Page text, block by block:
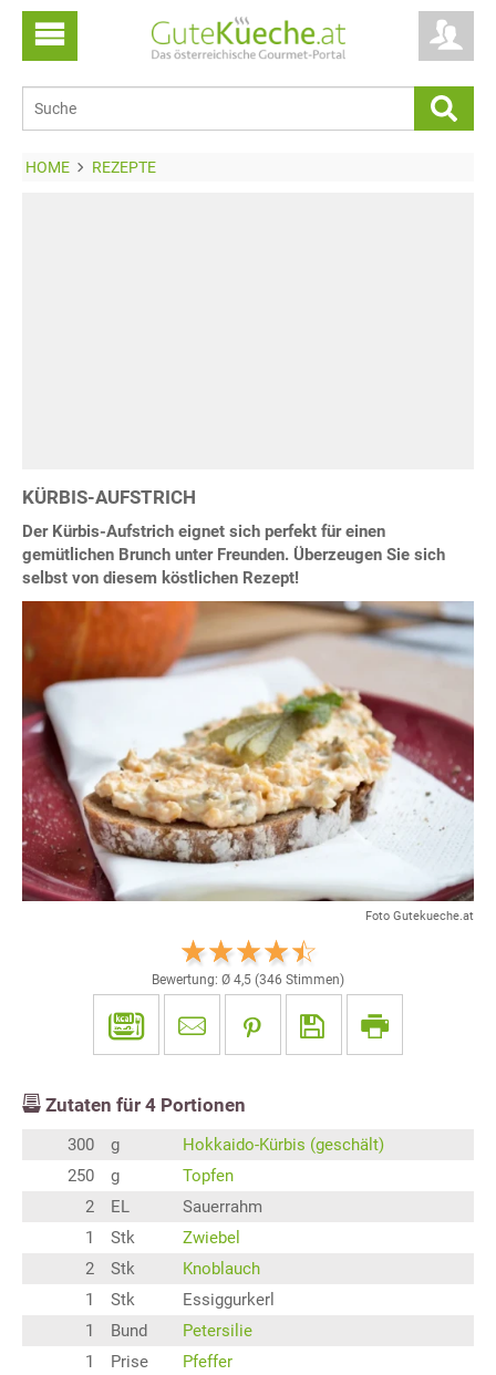
HOME REZEPTE
KÜRBIS-AUFSTRICH
Der Kürbis-Aufstrich eignet sich perfekt für einen
gemütlichen Brunch unter Freunden. Überzeugen Sie sich
selbst von diesem köstlichen Rezept!
Foto Gutekueche.at
Bewertung: Ø 4,5 (346 Stimmen)
Zutaten für 4 Portionen
300 g
Hokkaido-Kürbis (geschält)
250
g
Topfen
2
EL
Sauerrahm
1
Stk
Zwiebel
2
Stk
Knoblauch
1
Stk
Essiggurkerl
1
Bund
Petersilie
1
Prise
Pfeffer